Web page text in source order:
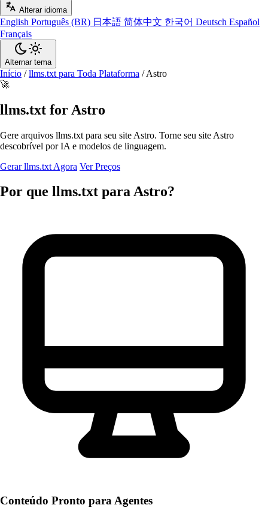
Alterar idioma
English Português (BR) 日本語 简体中文 한국어 Deutsch Español
Français
Alternar tema
Início / llms.txt para Toda Plataforma / Astro
🚀
llms.txt for Astro
Gere arquivos llms.txt para seu site Astro. Torne seu site Astro
descobrível por IA e modelos de linguagem.
Gerar llms.txt Agora Ver Preços
Por que llms.txt para Astro?
Conteúdo Pronto para Agentes